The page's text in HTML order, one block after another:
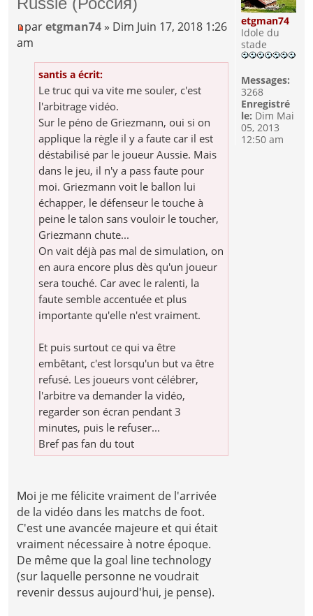
paretgman74 » Dim Juin 17, 2018 1:26
am
santis a écrit:
Le truc qui va vite me souler, c'est
l'arbitrage vidéo.
Sur le péno de Griezmann, oui si on
applique la règle il y a faute car il est
déstabilisé par le joueur Aussie. Mais
dans le jeu, il n'y a pass faute pour
moi. Griezmann voit le ballon lui
échapper, le défenseur le touche à
peine le talon sans vouloir le toucher,
Griezmann chute...
On vait déjà pas mal de simulation, on
en aura encore plus dès qu'un joueur
sera touché. Car avec le ralenti, la
faute semble accentuée et plus
importante qu'elle n'est vraiment.
Et puis surtout ce qui va être
embêtant, c'est lorsqu'un but va être
refusé. Les joueurs vont célébrer,
l'arbitre va demander la vidéo,
regarder son écran pendant 3
minutes, puis le refuser...
Bref pas fan du tout
Moi je me félicite vraiment de l'arrivée
de la vidéo dans les matchs de foot.
C'est une avancée majeure et qui était
vraiment nécessaire à notre époque.
De même que la goal line technology
(sur laquelle personne ne voudrait
revenir dessus aujourd'hui, je pense).
etgman74
Idole du
stade
Messages:
3268
Enregistré
le: Dim Mai
05, 2013
12:50 am